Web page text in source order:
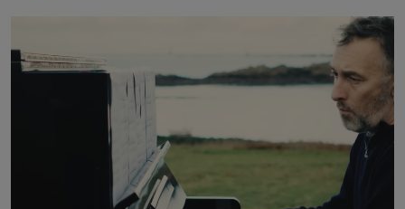
rzadka okazja, by usłyszeć jego muzykę w warunkach, na
jakie zasługuje.